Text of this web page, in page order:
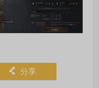
󰄯 分享